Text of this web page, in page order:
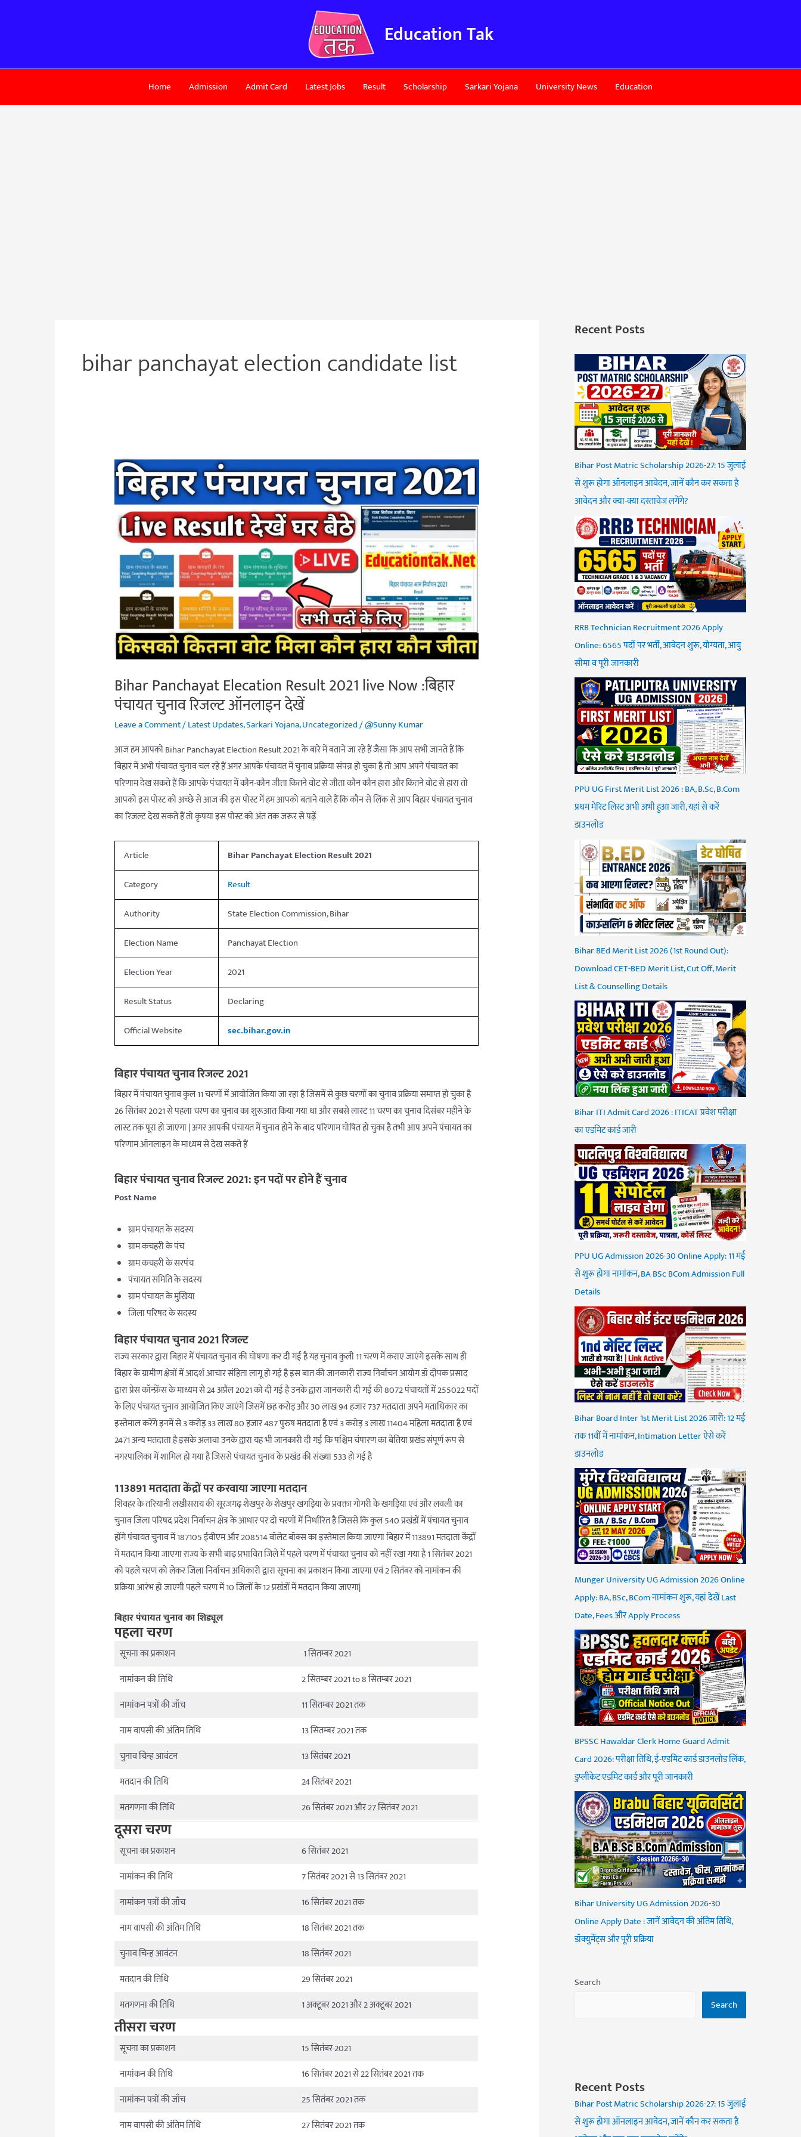
Education Tak
Home Admission Admit Card Latest Jobs Result Scholarship Sarkari Yojana University News Education
bihar panchayat election candidate list
Bihar Panchayat Elecation Result 2021 live Now :बिहार
पंचायत चुनाव रिजल्ट ऑनलाइन देखें
Leave a Comment/Latest Updates,Sarkari Yojana,Uncategorized/@Sunny Kumar
आज हम आपको Bihar Panchayat Election Result 2021 के बारे में बताने जा रहे हैं जैसा कि आप सभी जानते हैं कि
बिहार में अभी पंचायत चुनाव चल रहे हैं अगर आपके पंचायत में चुनाव प्रक्रिया संपन्न हो चुका है तो आप अपने पंचायत का
परिणाम देख सकते हैं कि आपके पंचायत में कौन-कौन जीता कितने वोट से जीता कौन कौन हारा और कितने वोट से हारा तो
आपको इस पोस्ट को अच्छे से आज की इस पोस्ट में हम आपको बताने वाले हैं कि कौन से लिंक से आप बिहार पंचायत चुनाव
का रिजल्ट देख सकते हैं तो कृपया इस पोस्ट को अंत तक जरूर से पढ़ें
Article
Bihar Panchayat Election Result 2021
Category
Result
Authority
State Election Commission, Bihar
Election Name
Panchayat Election
Election Year
2021
Result Status
Declaring
Official Website
sec.bihar.gov.in
बिहार पंचायत चुनाव रिजल्ट 2021
बिहार में पंचायत चुनाव कुल 11 चरणों में आयोजित किया जा रहा है जिसमें से कुछ चरणों का चुनाव प्रक्रिया समाप्त हो चुका है
26 सितंबर 2021 से पहला चरण का चुनाव का शुरूआत किया गया था और सबसे लास्ट 11 चरण का चुनाव दिसंबर महीने के
लास्ट तक पूरा हो जाएगा | अगर आपकी पंचायत में चुनाव होने के बाद परिणाम घोषित हो चुका है तभी आप अपने पंचायत का
परिणाम ऑनलाइन के माध्यम से देख सकते हैं
बिहार पंचायत चुनाव रिजल्ट 2021: इन पदों पर होने हैं चुनाव
Post Name
ग्राम पंचायत के सदस्य
ग्राम कचहरी के पंच
ग्राम कचहरी के सरपंच
पंचायत समिति के सदस्य
ग्राम पंचायत के मुखिया
जिला परिषद के सदस्य
बिहार पंचायत चुनाव 2021 रिजल्ट
राज्य सरकार द्वारा बिहार में पंचायत चुनाव की घोषणा कर दी गई है यह चुनाव कुली 11 चरण में कराए जाएंगे इसके साथ ही
बिहार के ग्रामीण क्षेत्रों में आदर्श आचार संहिता लागू हो गई है इस बात की जानकारी राज्य निर्वाचन आयोग डॉ दीपक प्रसाद
द्वारा प्रेस कॉन्फ्रेंस के माध्यम से 24 अप्रैल 2021 को दी गई है उनके द्वारा जानकारी दी गई की 8072 पंचायतों में 255022 पदों
के लिए पंचायत चुनाव आयोजित किए जाएंगे जिसमें छह करोड़ और 30 लाख 94 हजार 737 मतदाता अपने मताधिकार का
इस्तेमाल करेंगे इनमें से 3 करोड़ 33 लाख 80 हजार 487 पुरुष मतदाता है एवं 3 करोड़ 3 लाख 11404 महिला मतदाता है एवं
2471 अन्य मतदाता है इसके अलावा उनके द्वारा यह भी जानकारी दी गई कि पश्चिम चंपारण का बेतिया प्रखंड संपूर्ण रूप से
नगरपालिका में शामिल हो गया है जिससे पंचायत चुनाव के प्रखंड की संख्या 533 हो गई है
113891 मतदाता केंद्रों पर करवाया जाएगा मतदान
शिवहर के तरियानी लखीसराय की सूरजगढ़ शेखपुर के शेखपुर खगड़िया के प्रवक्ता गोगरी के खगड़िया एवं और लवली का
चुनाव जिला परिषद प्रदेश निर्वाचन क्षेत्र के आधार पर दो चरणों में निर्धारित है जिससे कि कुल 540 प्रखंडों में पंचायत चुनाव
होंगे पंचायत चुनाव में 187105 ईवीएम और 208514 वॉलेट बॉक्स का इस्तेमाल किया जाएगा बिहार में 113891 मतदाता केंद्रों
में मतदान किया जाएगा राज्य के सभी बाढ़ प्रभावित जिले में पहले चरण में पंचायत चुनाव को नहीं रखा गया है 1 सितंबर 2021
को पहले चरण को लेकर जिला निर्वाचन अधिकारी द्वारा सूचना का प्रकाशन किया जाएगा एवं 2 सितंबर को नामांकन की
प्रक्रिया आरंभ हो जाएगी पहले चरण में 10 जिलों के 12 प्रखंडों में मतदान किया जाएगा|
बिहार पंचायत चुनाव का शिड्यूल
पहला चरण
सूचना का प्रकाशन
1 सितम्बर 2021
नामांकन की तिथि
2 सितम्बर 2021 to 8 सितम्बर 2021
नामांकन पत्रों की जाँच
11 सितम्बर 2021 तक
नाम वापसी की अंतिम तिथि
13 सितम्बर 2021 तक
चुनाव चिन्ह आवंटन
13 सितंबर 2021
मतदान की तिथि
24 सितंबर 2021
मतगणना की तिथि
26 सितंबर 2021 और 27 सितंबर 2021
दूसरा चरण
सूचना का प्रकाशन
6 सितंबर 2021
नामांकन की तिथि
7 सितंबर 2021 से 13 सितंबर 2021
नामांकन पत्रों की जाँच
16 सितंबर 2021 तक
नाम वापसी की अंतिम तिथि
18 सितंबर 2021 तक
चुनाव चिन्ह आवंटन
18 सितंबर 2021
मतदान की तिथि
29 सितंबर 2021
मतगणना की तिथि
1 अक्टूबर 2021 और 2 अक्टूबर 2021
तीसरा चरण
सूचना का प्रकाशन
15 सितंबर 2021
नामांकन की तिथि
16 सितंबर 2021 से 22 सितंबर 2021 तक
नामांकन पत्रों की जाँच
25 सितंबर 2021 तक
नाम वापसी की अंतिम तिथि
27 सितंबर 2021 तक
Bihar
Panchayat
Elecation
Result
2021
Now
:बिहार
पंचायत
चुनाव
रिजल्ट
ऑनलाइन
Recent Posts
Bihar Post Matric Scholarship 2026-27: 15 जुलाई
से शुरू होगा ऑनलाइन आवेदन, जानें कौन कर सकता है
आवेदन और क्या-क्या दस्तावेज लगेंगे?
RRB Technician Recruitment 2026 Apply
Online: 6565 पदों पर भर्ती, आवेदन शुरू, योग्यता, आयु
सीमा व पूरी जानकारी
PPU UG First Merit List 2026 : BA, B.Sc, B.Com
प्रथम मेरिट लिस्ट अभी अभी हुआ जारी, यहां से करें
डाउनलोड
Bihar BEd Merit List 2026 (1st Round Out):
Download CET-BED Merit List, Cut Off, Merit
List & Counselling Details
Bihar ITI Admit Card 2026 : ITICAT प्रवेश परीक्षा
का एडमिट कार्ड जारी
PPU UG Admission 2026-30 Online Apply: 11 मई
से शुरू होगा नामांकन, BA BSc BCom Admission Full
Details
Bihar Board Inter 1st Merit List 2026 जारी: 12 मई
तक 11वीं में नामांकन, Intimation Letter ऐसे करें
डाउनलोड
Munger University UG Admission 2026 Online
Apply: BA, BSc, BCom नामांकन शुरू, यहां देखें Last
Date, Fees और Apply Process
BPSSC Hawaldar Clerk Home Guard Admit
Card 2026: परीक्षा तिथि, ई-एडमिट कार्ड डाउनलोड लिंक,
डुप्लीकेट एडमिट कार्ड और पूरी जानकारी
Bihar University UG Admission 2026-30
Online Apply Date : जानें आवेदन की अंतिम तिथि,
डॉक्युमेंट्स और पूरी प्रक्रिया
Search
Search
Recent Posts
Bihar Post Matric Scholarship 2026-27: 15 जुलाई
से शुरू होगा ऑनलाइन आवेदन, जानें कौन कर सकता है